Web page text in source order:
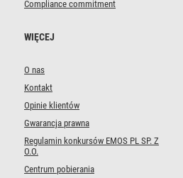
Compliance commitment
WIĘCEJ
O nas
Kontakt
Opinie klientów
Gwarancja prawna
Regulamin konkursów EMOS PL SP. Z
O.O.
Centrum pobierania